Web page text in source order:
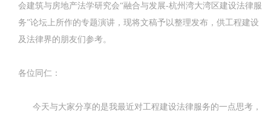
会建筑与房地产法学研究会“融合与发展-杭州湾大湾区建设法律服
务”论坛上所作的专题演讲，现将文稿予以整理发布，供工程建设
及法律界的朋友们参考。
各位同仁：
今天与大家分享的是我最近对工程建设法律服务的一点思考，